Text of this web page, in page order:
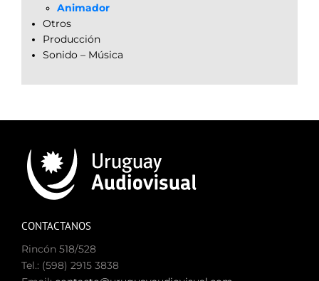
Animador
Otros
Producción
Sonido – Música
CONTACTANOS
Rincón 518/528
Tel.: (598) 2915 3838